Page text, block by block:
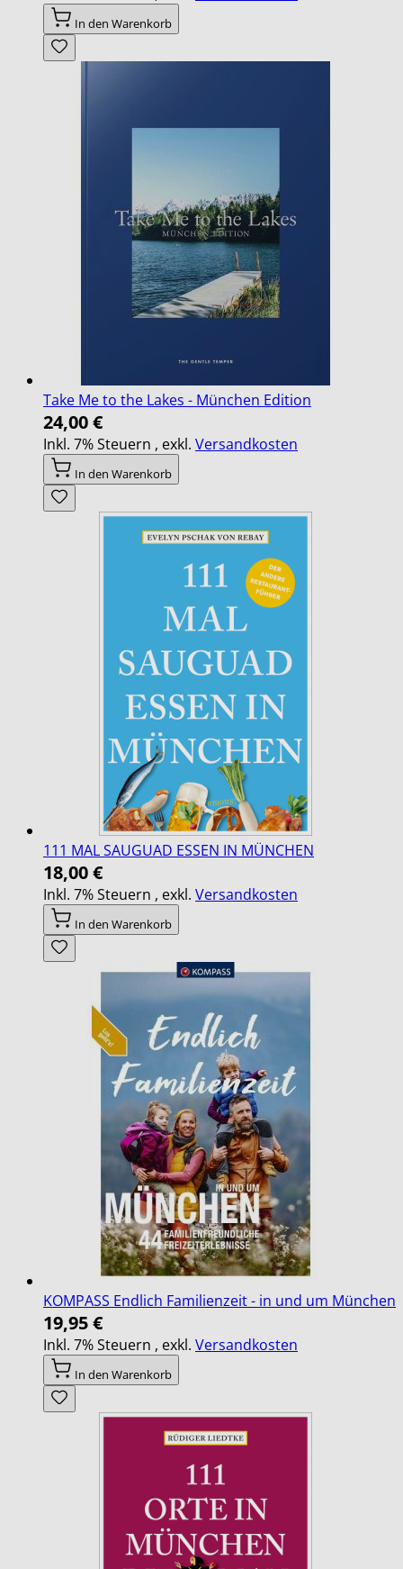
In den Warenkorb
Take Me to the Lakes - München Edition
24,00 €
Inkl. 7% Steuern , exkl. Versandkosten
In den Warenkorb
111 MAL SAUGUAD ESSEN IN MÜNCHEN
18,00 €
Inkl. 7% Steuern , exkl. Versandkosten
In den Warenkorb
KOMPASS Endlich Familienzeit - in und um München
19,95 €
Inkl. 7% Steuern , exkl. Versandkosten
In den Warenkorb